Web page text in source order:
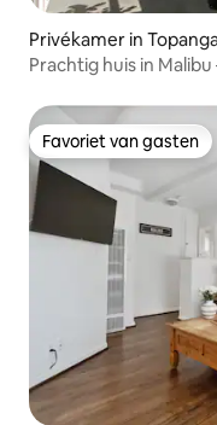
Privékamer in
Prachtig huis in
Favoriet van gasten
Favoriet van gasten